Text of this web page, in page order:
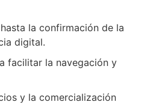
la confirmación de la
digital.
facilitar la navegación y
y la comercialización